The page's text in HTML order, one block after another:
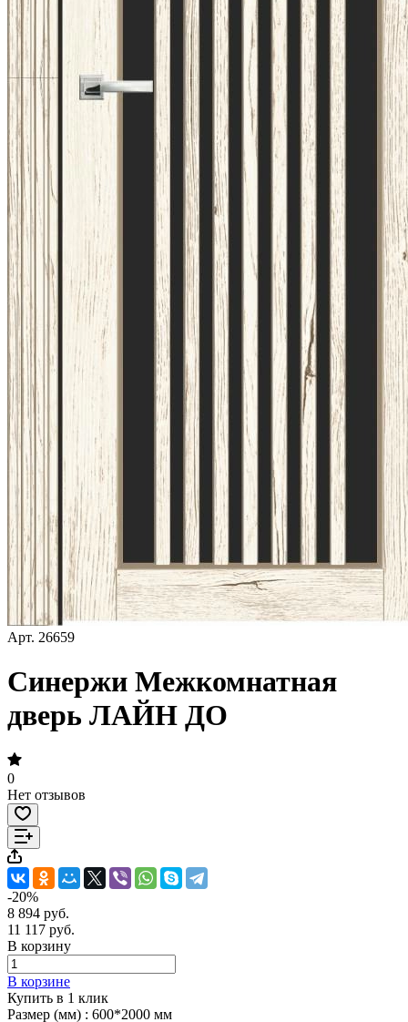
Арт. 26659
Синержи Межкомнатная
дверь ЛАЙН ДО
0
Нет отзывов
-20%
8 894 руб.
11 117 руб.
В корзину
В корзине
Купить в 1 клик
Размер (мм) : 600*2000 мм